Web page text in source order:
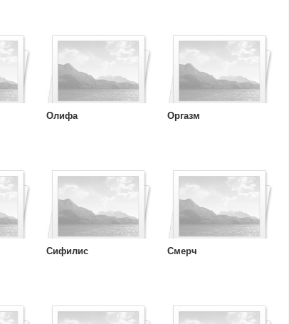
Олифа Оргазм
Сифилис Смерч